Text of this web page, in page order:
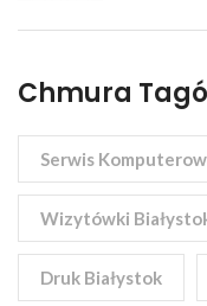
Chmura
Serwis
Wizytówki
Druk Białystok